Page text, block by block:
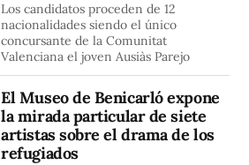
Los candidatos proceden de 12
nacionalidades siendo el único
concursante de la Comunitat
Valenciana el joven Ausiàs Parejo
El Museo de Benicarló expone
la mirada particular de siete
artistas sobre el drama de los
refugiados